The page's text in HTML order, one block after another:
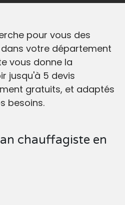
pour vous des
votre département
vous donne la
jusqu'à 5 devis
gratuits, et adaptés
besoins.
chauffagiste en